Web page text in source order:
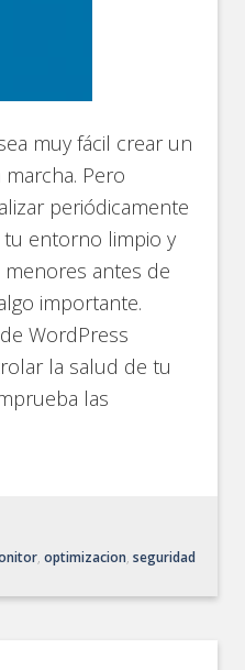
muy fácil crear un
Pero
periódicamente
entorno limpio y
antes de
importante.
WordPress
la salud de tu
las
, optimizacion, seguridad